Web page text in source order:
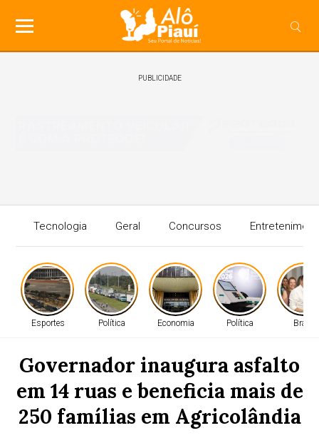
PUBLICIDADE
Tecnologia Geral Concursos
Esportes Política Economia Política Brasil
Governador inaugura asfalto
em 14 ruas e beneficia mais de
250 famílias em Agricolândia